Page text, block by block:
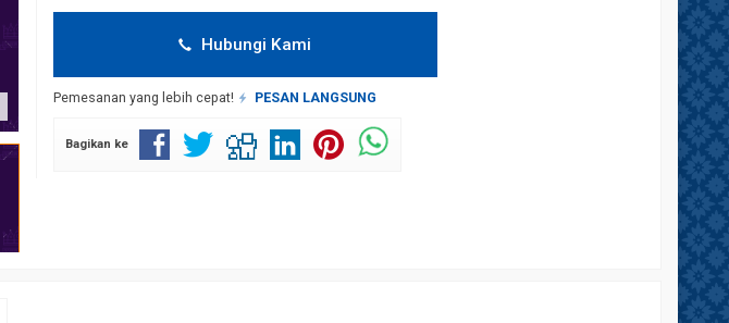
Hubungi Kami
Pemesanan yang lebih cepat! PESAN LANGSUNG
Bagikan ke